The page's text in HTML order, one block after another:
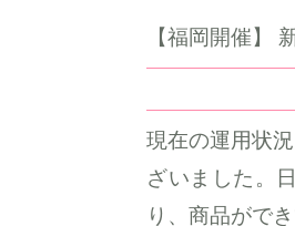
【福岡開催】
現在の運用状
ざいました。
り、商品がで